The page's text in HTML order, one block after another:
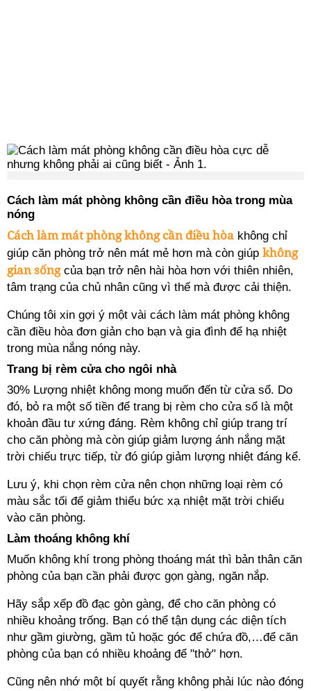
Cách làm mát phòng không cần điều hòa trong mùa
nóng
Cách làm mát phòng không cần điều hòa không chỉ
giúp căn phòng trở nên mát mẻ hơn mà còn giúp không
gian sống của bạn trở nên hài hòa hơn với thiên nhiên,
tâm trạng của chủ nhân cũng vì thế mà được cải thiện.
Chúng tôi xin gợi ý một vài cách làm mát phòng không
cần điều hòa đơn giản cho bạn và gia đình để hạ nhiệt
trong mùa nắng nóng này.
Trang bị rèm cửa cho ngôi nhà
30% Lượng nhiệt không mong muốn đến từ cửa sổ. Do
đó, bỏ ra một số tiền để trang bị rèm cho cửa sổ là một
khoản đầu tư xứng đáng. Rèm không chỉ giúp trang trí
cho căn phòng mà còn giúp giảm lượng ánh nắng mặt
trời chiếu trực tiếp, từ đó giúp giảm lượng nhiệt đáng kể.
Lưu ý, khi chọn rèm cửa nên chọn những loại rèm có
màu sắc tối để giảm thiểu bức xạ nhiệt mặt trời chiếu
vào căn phòng.
Làm thoáng không khí
Muốn không khí trong phòng thoáng mát thì bản thân căn
phòng của bạn cần phải được gọn gàng, ngăn nắp.
Hãy sắp xếp đồ đạc gòn gàng, để cho căn phòng có
nhiều khoảng trống. Bạn có thể tận dụng các diện tích
như gầm giường, gầm tủ hoặc góc để chứa đồ,…để căn
phòng của bạn có nhiều khoảng để "thở" hơn.
Cũng nên nhớ một bí quyết rằng không phải lúc nào đóng